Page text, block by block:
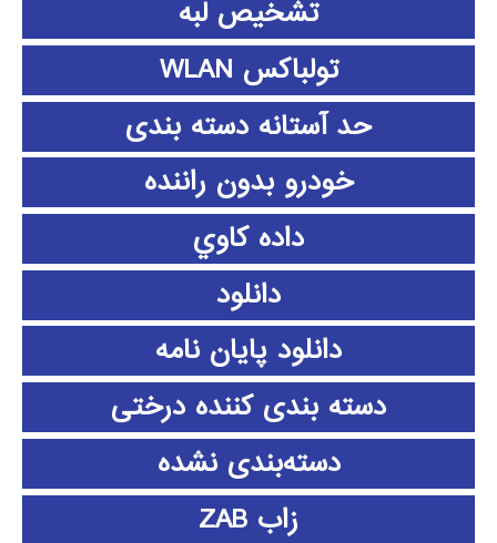
تشخیص لبه
تولباکس WLAN
حد آستانه دسته بندی
خودرو بدون راننده
داده كاوي
دانلود
دانلود پايان نامه
دسته بندی کننده درختی
دسته‌بندی نشده
زاب ZAB